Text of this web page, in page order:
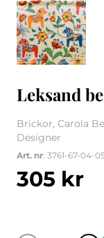
Leksand
Brickor, Carola
Designer
Art. nr: 3761-67-04-
305 kr